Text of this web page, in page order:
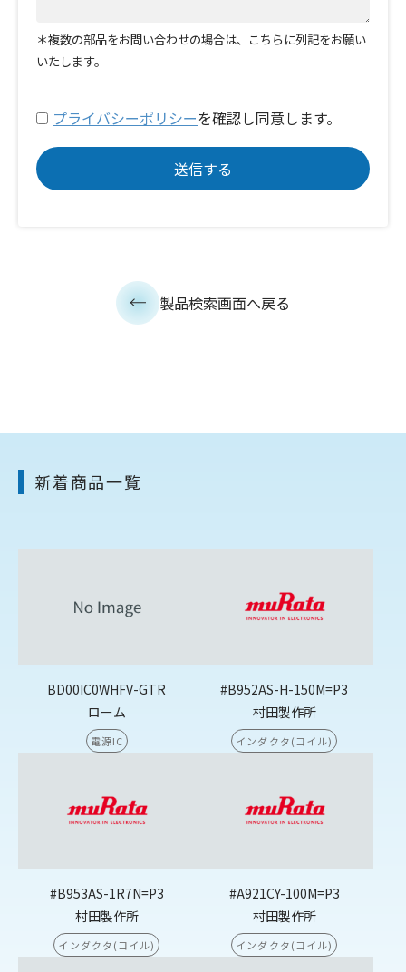
＊複数の部品をお問い合わせの場合は、こちらに列記をお願い
いたします。
プライバシーポリシーを確認し同意します。
製品検索画面へ戻る
新着商品一覧
BD00IC0WHFV-GTR
ローム
電源IC
#B952AS-H-150M=P3
村田製作所
インダクタ(コイル)
#B953AS-1R7N=P3
村田製作所
インダクタ(コイル)
#A921CY-100M=P3
村田製作所
インダクタ(コイル)